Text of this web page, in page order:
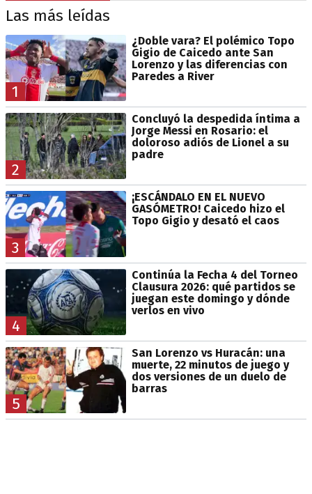
Las más leídas
1
¿Doble vara? El polémico Topo
Gigio de Caicedo ante San
Lorenzo y las diferencias con
Paredes a River
2
Concluyó la despedida íntima a
Jorge Messi en Rosario: el
doloroso adiós de Lionel a su
padre
3
¡ESCÁNDALO EN EL NUEVO
GASÓMETRO! Caicedo hizo el
Topo Gigio y desató el caos
4
Continúa la Fecha 4 del Torneo
Clausura 2026: qué partidos se
juegan este domingo y dónde
verlos en vivo
5
San Lorenzo vs Huracán: una
muerte, 22 minutos de juego y
dos versiones de un duelo de
barras